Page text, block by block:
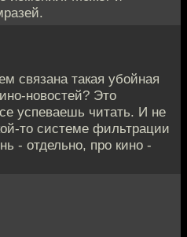
связана такая убойная
новостей? Это
успеваешь читать. И не
то системе фильтрации
- отдельно, про кино -